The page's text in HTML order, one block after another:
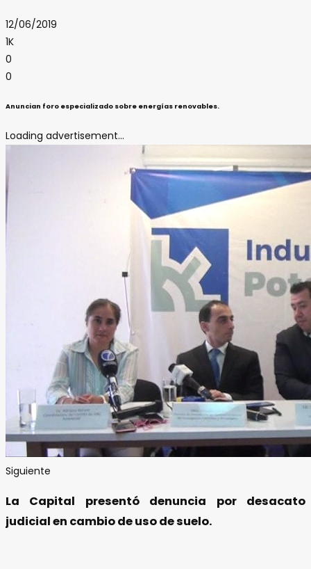
12/06/2019
1K
0
0
Anuncian foro especializado sobre energías renovables.
Loading advertisement...
Siguiente
La Capital presentó denuncia por desacato
judicial en cambio de uso de suelo.